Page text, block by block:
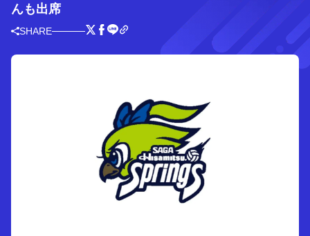
んも出席
SHARE